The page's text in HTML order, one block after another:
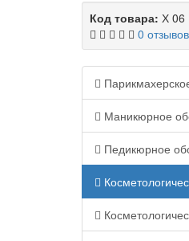
Код товара: Х 06
0 отзывов
Маникюрное
Педикюрное